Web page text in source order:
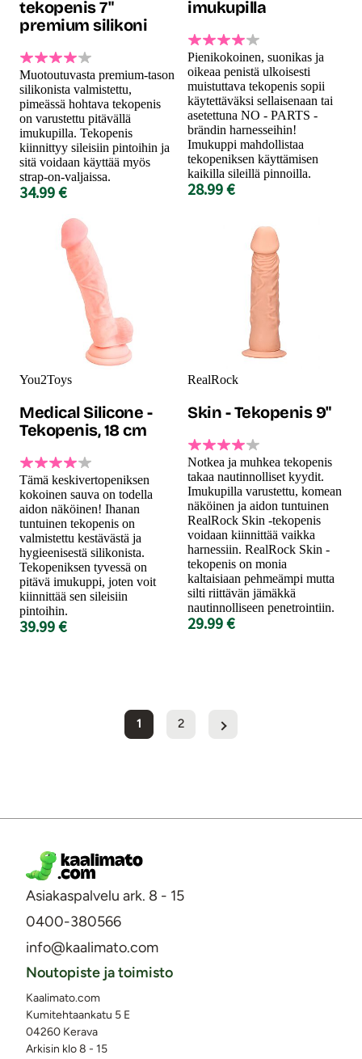
tekopenis 7"
premium silikoni
Muotoutuvasta premium-tason
silikonista valmistettu,
pimeässä hohtava tekopenis
on varustettu pitävällä
imukupilla. Tekopenis
kiinnittyy sileisiin pintoihin ja
sitä voidaan käyttää myös
strap-on-valjaissa.
34.99 €
imukupilla
Pienikokoinen, suonikas ja
oikeaa penistä ulkoisesti
muistuttava tekopenis sopii
käytettäväksi sellaisenaan tai
asetettuna NO - PARTS -
brändin harnesseihin!
Imukuppi mahdollistaa
tekopeniksen käyttämisen
kaikilla sileillä pinnoilla.
28.99 €
You2Toys
Medical Silicone -
Tekopenis, 18 cm
Tämä keskivertopeniksen
kokoinen sauva on todella
aidon näköinen! Ihanan
tuntuinen tekopenis on
valmistettu kestävästä ja
hygieenisestä silikonista.
Tekopeniksen tyvessä on
pitävä imukuppi, joten voit
kiinnittää sen sileisiin
pintoihin.
39.99 €
RealRock
Skin - Tekopenis 9"
Notkea ja muhkea tekopenis
takaa nautinnolliset kyydit.
Imukupilla varustettu, komean
näköinen ja aidon tuntuinen
RealRock Skin -tekopenis
voidaan kiinnittää vaikka
harnessiin. RealRock Skin -
tekopenis on monia
kaltaisiaan pehmeämpi mutta
silti riittävän jämäkkä
nautinnolliseen penetrointiin.
29.99 €
1 2
Asiakaspalvelu ark. 8 - 15
0400-380566
info@kaalimato.com
Noutopiste ja toimisto
Kaalimato.com
Kumitehtaankatu 5 E
04260 Kerava
Arkisin klo 8 - 15